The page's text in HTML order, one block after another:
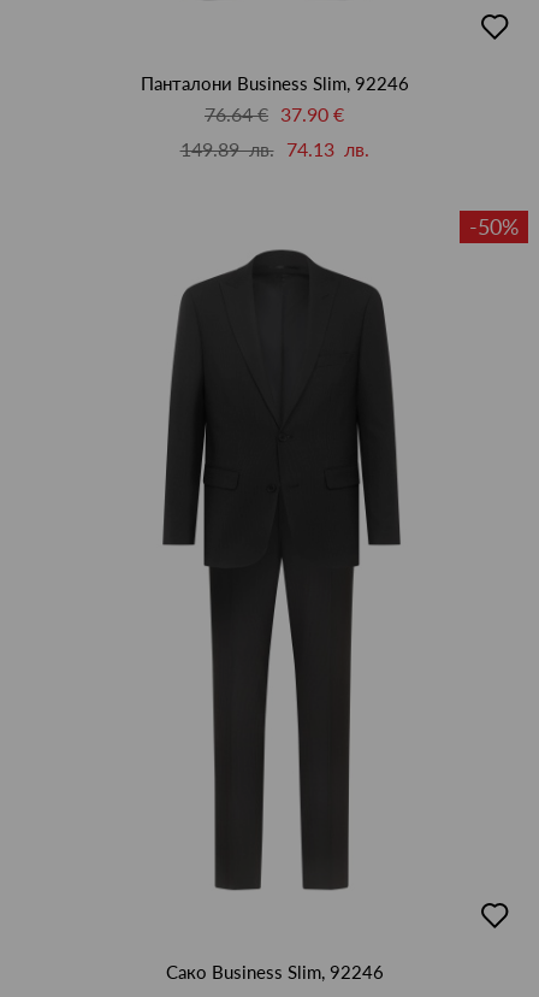
в
Панталони Business Slim, 92246
76.64 € 37.90 €
149.89 лв.
74.13 лв.
-50%
в
Сако Business Slim, 92246